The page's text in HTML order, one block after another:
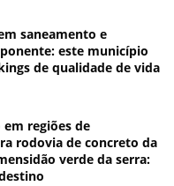
saneamento e
este município
de qualidade de vida
regiões de
rodovia de concreto da
verde da serra: